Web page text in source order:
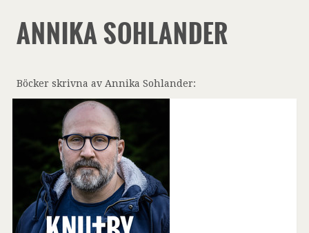
ANNIKA SOHLANDER
Böcker skrivna av Annika Sohlander: